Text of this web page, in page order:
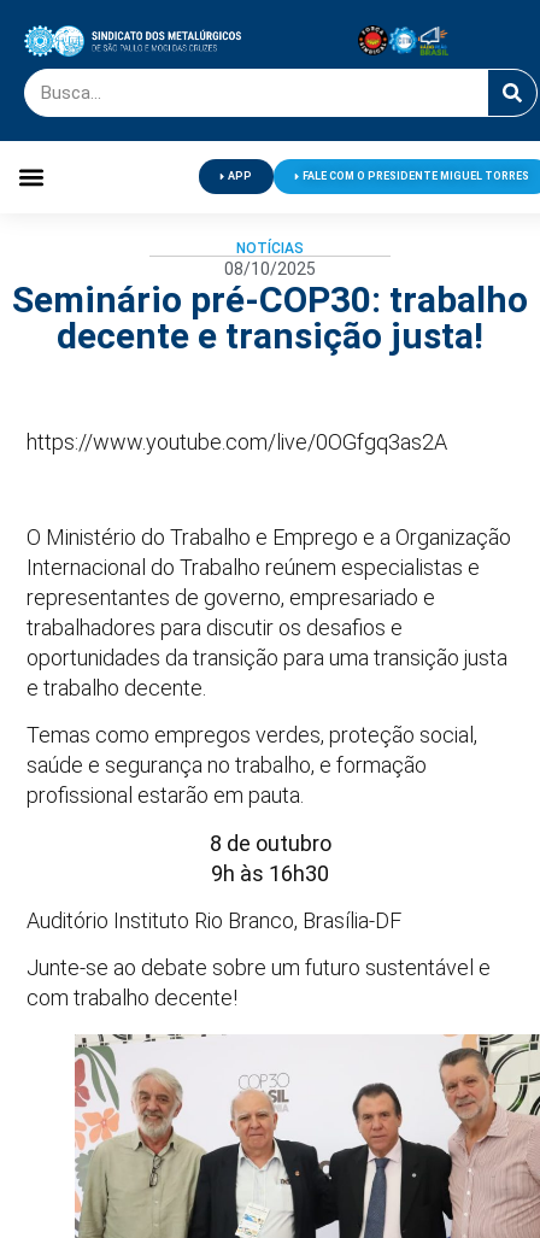
APP FALE COM O PRESIDENTE MIGUEL TORRES
NOTÍCIAS
08/10/2025
Seminário pré-COP30: trabalho
decente e transição justa!
https://www.youtube.com/live/0OGfgq3as2A
O Ministério do Trabalho e Emprego e a Organização
Internacional do Trabalho reúnem especialistas e
representantes de governo, empresariado e
trabalhadores para discutir os desafios e
oportunidades da transição para uma transição justa
e trabalho decente.
Temas como empregos verdes, proteção social,
saúde e segurança no trabalho, e formação
profissional estarão em pauta.
8 de outubro
9h às 16h30
Auditório Instituto Rio Branco, Brasília-DF
Junte-se ao debate sobre um futuro sustentável e
com trabalho decente!